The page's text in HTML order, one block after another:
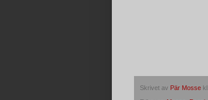
Skrivet av Pär Mosse kl.